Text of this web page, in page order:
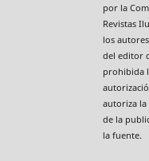
por la
Revistas
los
del editor
prohibida
autoriza
de la
la fuente.